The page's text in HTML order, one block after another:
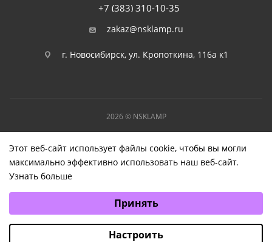
+7 (383) 310-10-35
zakaz@nsklamp.ru
г. Новосибирск, ул. Кропоткина, 116а к1
2026 © NSKLAMP
Этот веб-сайт использует файлы cookie, чтобы вы могли
максимально эффективно использовать наш веб-сайт.
Узнать больше
Аналитические/Функциональные
Принять
Настроить